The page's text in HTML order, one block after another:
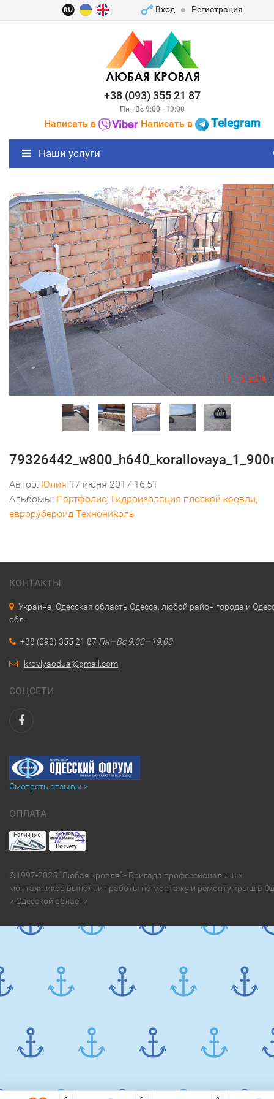
Вход Регистрация
+38 (093) 355 21 87
Пн—Вс 9:00—19:00
Написать в Написать в Telegram
Наши услуги
Автор: Юлия 17 июня 2017 16:51
Альбомы: Портфолио, Гидроизоляция плоской кровли,
еврорубероид Технониколь
КОНТАКТЫ
Украина, Одесская область Одесса, любой район города и
обл.
+38 (093) 355 21 87 Пн—Вс 9:00—19:00
krovlyaodua@gmail.com
СОЦСЕТИ
Смотреть отзывы >
ОПЛАТА
©1997-2025 "Любая кровля" - Бригада профессиональных
монтажников выполнит работы по монтажу и ремонту крыш в
и Одесской области